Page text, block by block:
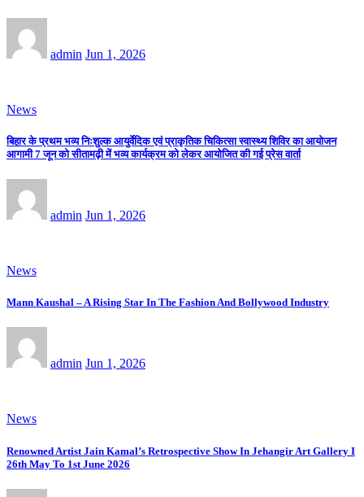
admin Jun 1, 2026
News
बिहार के प्रथम भव्य निःशुल्क आयुर्वेदिक एवं प्राकृतिक चिकित्सा स्वास्थ्य शिविर का आयोजन
आगामी 7 जून को सीतामढ़ी में भव्य कार्यक्रम को लेकर आयोजित की गई प्रेस वार्ता
admin Jun 1, 2026
News
Mann Kaushal – A Rising Star In The Fashion And Bollywood Industry
admin Jun 1, 2026
News
Renowned Artist Jain Kamal’s Retrospective Show In Jehangir Art Gallery I
26th May To 1st June 2026